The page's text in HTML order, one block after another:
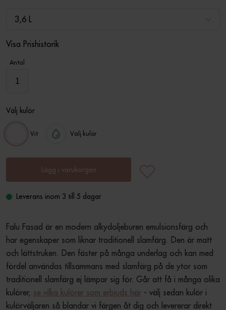
3,6 L
Visa Prishistorik
Antal
Välj kulör
Vit Välj kulör
Lägg i varukorgen
Leverans inom 3 till 5 dagar
Falu Fasad är en modern alkydoljeburen emulsionsfärg och
har egenskaper som liknar traditionell slamfärg. Den är matt
och lättstruken. Den fäster på många underlag och kan med
fördel användas tillsammans med slamfärg på de ytor som
traditionell slamfärg ej lämpar sig för. Går att få i många olika
kulörer, se vilka kulörer som erbjuds här - välj sedan kulör i
kulörväljaren så blandar vi färgen åt dig och levererar direkt